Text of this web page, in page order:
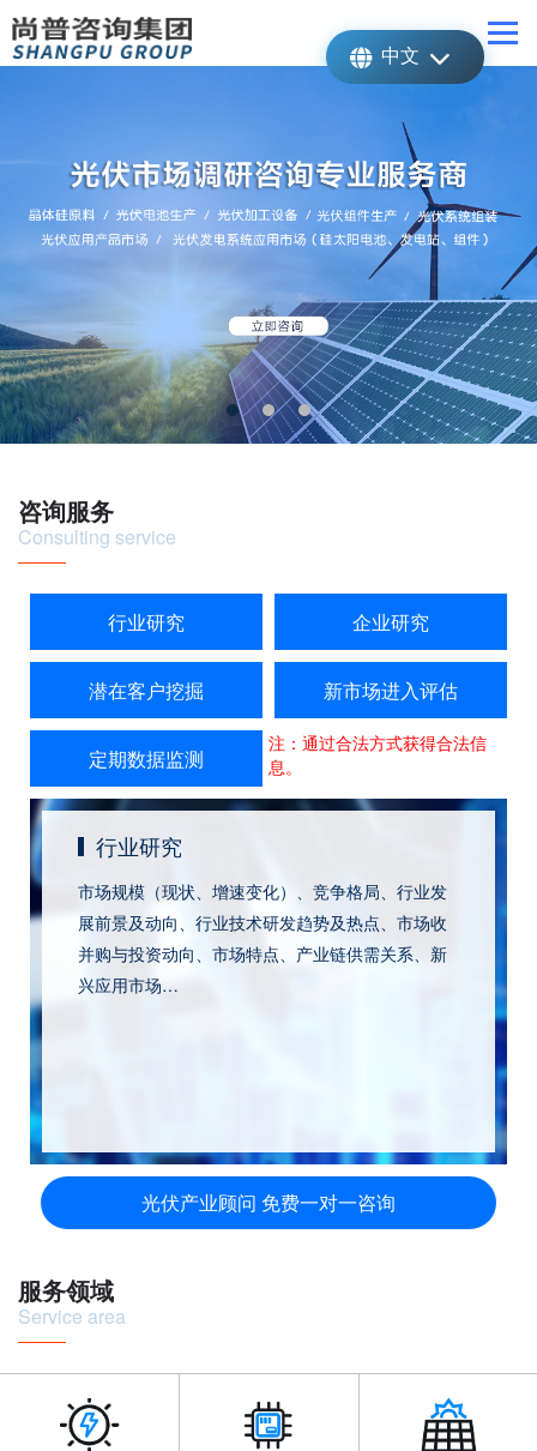
中文
咨询服务
Consulting service
行业研究 企业研究
潜在客户挖掘 新市场进入评估
定期数据监测
注：通过合法方式获得合法信
息。
行业研究
市场规模（现状、增速变化）、竞争格局、行业发
展前景及动向、行业技术研发趋势及热点、市场收
并购与投资动向、市场特点、产业链供需关系、新
兴应用市场…
光伏产业顾问 免费一对一咨询
服务领域
Service area